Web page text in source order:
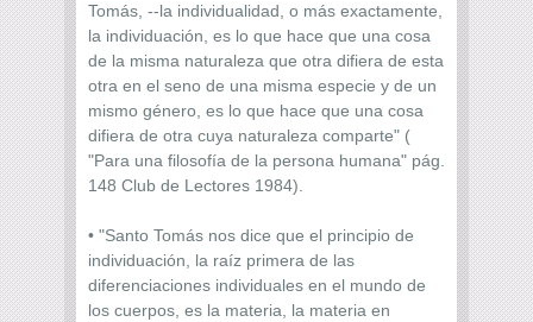
Tomás, --la individualidad, o más exactamente,
la individuación, es lo que hace que una cosa
de la misma naturaleza que otra difiera de esta
otra en el seno de una misma especie y de un
mismo género, es lo que hace que una cosa
difiera de otra cuya naturaleza comparte" (
"Para una filosofía de la persona humana" pág.
148 Club de Lectores 1984).
• "Santo Tomás nos dice que el principio de
individuación, la raíz primera de las
diferenciaciones individuales en el mundo de
los cuerpos, es la materia, la materia en